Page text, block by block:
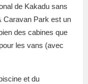
de Kakadu sans
Caravan Park est un
des cabines que
les vans (avec
et du